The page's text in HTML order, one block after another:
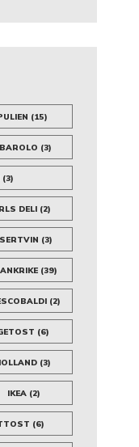
(15)
BAROLO (3)
(3)
DELI (2)
(3)
(39)
(2)
(6)
(3)
IKEA (2)
(6)